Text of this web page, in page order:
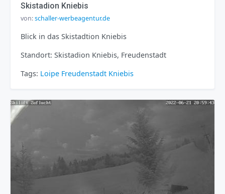
Skistadion Kniebis
von:schaller-werbeagentur.de
Blick in das Skistadtion Kniebis
Standort: Skistadion Kniebis, Freudenstadt
Tags: Loipe Freudenstadt Kniebis